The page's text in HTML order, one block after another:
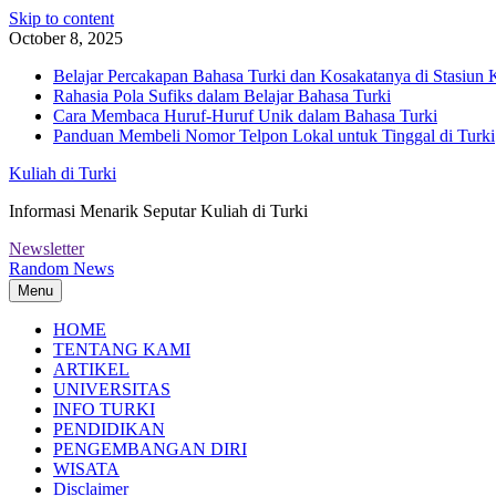
Skip to content
October 8, 2025
Belajar Percakapan Bahasa Turki dan Kosakatanya di Stasiun
Rahasia Pola Sufiks dalam Belajar Bahasa Turki
Cara Membaca Huruf-Huruf Unik dalam Bahasa Turki
Panduan Membeli Nomor Telpon Lokal untuk Tinggal di Turki
Kuliah di Turki
Informasi Menarik Seputar Kuliah di Turki
Newsletter
Random News
Menu
HOME
TENTANG KAMI
ARTIKEL
UNIVERSITAS
INFO TURKI
PENDIDIKAN
PENGEMBANGAN DIRI
WISATA
Disclaimer